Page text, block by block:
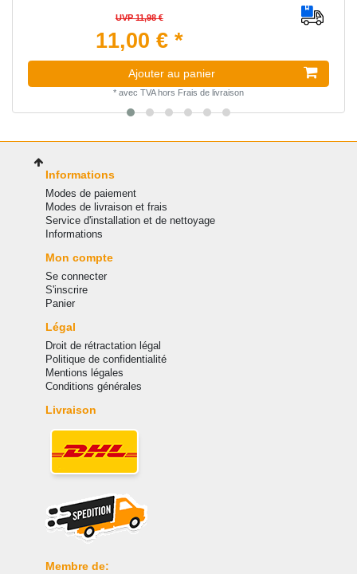
UVP 11,98 €
11,00 € *
Ajouter au panier
* avec TVAhors Frais de livraison
Informations
Modes de paiement
Modes de livraison et frais
Service d'installation et de nettoyage
Informations
Mon compte
Se connecter
S'inscrire
Panier
Légal
Droit de rétractation légal
Politique de confidentialité
Mentions légales
Conditions générales
Livraison
Membre de: